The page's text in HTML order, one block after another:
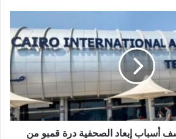
أسباب إبعاد الصحفية درة قمبو من